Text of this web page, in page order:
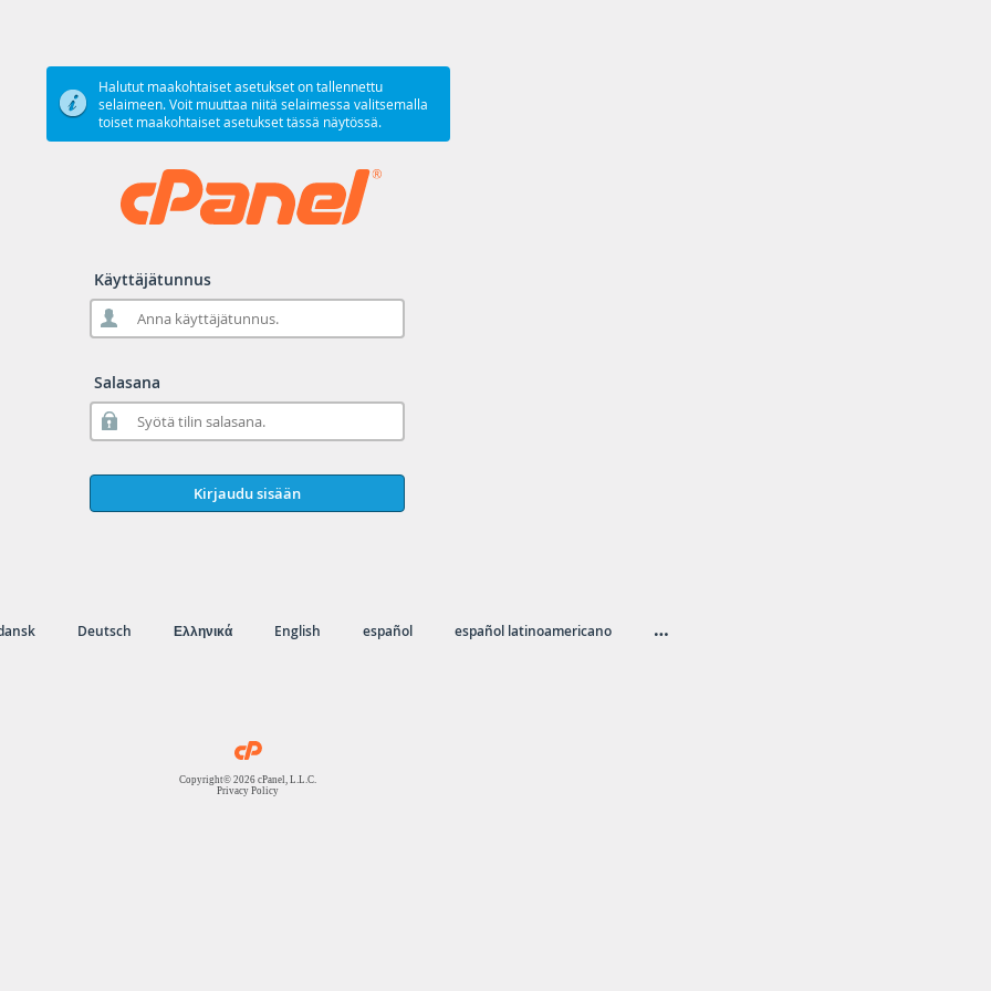
Halutut maakohtaiset asetukset on tallennettu
selaimeen. Voit muuttaa niitä selaimessa valitsemalla
toiset maakohtaiset asetukset tässä näytössä.
Käyttäjätunnus
Salasana
Kirjaudu sisään
Deutsch Ελληνικά English español español latinoamericano …
Copyright© 2026 cPanel, L.L.C.
Privacy Policy